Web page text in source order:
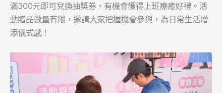
滿300元即可兌換抽獎券，有機會獲得上班療癒好禮。活
動贈品數量有限，邀請大家把握機會參與，為日常生活增
添儀式感！